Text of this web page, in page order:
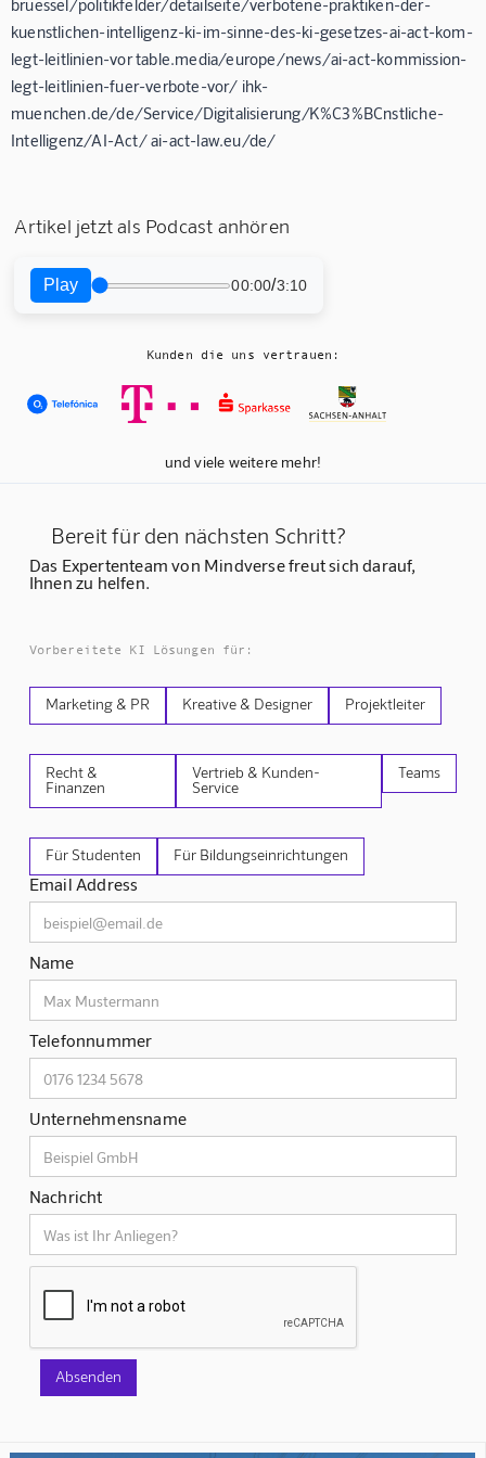
bruessel/politikfelder/detailseite/verbotene-praktiken-der-
kuenstlichen-intelligenz-ki-im-sinne-des-ki-gesetzes-ai-act-kom-
legt-leitlinien-vor table.media/europe/news/ai-act-kommission-
legt-leitlinien-fuer-verbote-vor/ ihk-
muenchen.de/de/Service/Digitalisierung/K%C3%BCnstliche-
Intelligenz/AI-Act/ ai-act-law.eu/de/
Artikel jetzt als Podcast anhören
Play 00:00/3:10
Kunden die uns vertrauen:
und viele weitere mehr!
Bereit für den nächsten Schritt?
Das Expertenteam von Mindverse freut sich darauf,
Ihnen zu helfen.
Vorbereitete KI Lösungen für:
Marketing & PR Kreative & Designer Projektleiter
Recht &
Finanzen
Vertrieb & Kunden-
Service
Teams
Für Studenten Für Bildungseinrichtungen
Email Address
Name
Telefonnummer
Unternehmensname
Nachricht